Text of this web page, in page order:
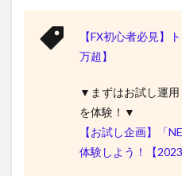
【FX初心者必見】
万超】
▼まずはお試し運
を体験！▼
【お試し企画】「
体験しよう！【